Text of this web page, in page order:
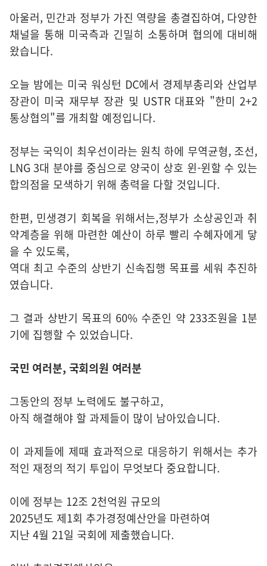
아울러, 민간과 정부가 가진 역량을 총결집하여, 다양한
채널을 통해 미국측과 긴밀히 소통하며 협의에 대비해
왔습니다.
오늘 밤에는 미국 워싱턴 DC에서 경제부총리와 산업부
장관이 미국 재무부 장관 및 USTR 대표와 "한미 2+2
통상협의"를 개최할 예정입니다.
정부는 국익이 최우선이라는 원칙 하에 무역균형, 조선,
LNG 3대 분야를 중심으로 양국이 상호 윈-윈할 수 있는
합의점을 모색하기 위해 총력을 다할 것입니다.
한편, 민생경기 회복을 위해서는,정부가 소상공인과 취
약계층을 위해 마련한 예산이 하루 빨리 수혜자에게 닿
을 수 있도록,
역대 최고 수준의 상반기 신속집행 목표를 세워 추진하
였습니다.
그 결과 상반기 목표의 60% 수준인 약 233조원을 1분
기에 집행할 수 있었습니다.
국민 여러분, 국회의원 여러분
그동안의 정부 노력에도 불구하고,
아직 해결해야 할 과제들이 많이 남아있습니다.
이 과제들에 제때 효과적으로 대응하기 위해서는 추가
적인 재정의 적기 투입이 무엇보다 중요합니다.
이에 정부는 12조 2천억원 규모의
2025년도 제1회 추가경정예산안을 마련하여
지난 4월 21일 국회에 제출했습니다.